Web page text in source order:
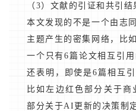
（3）文献的引证和共引结
本文发现的不是一个由志
主题产生的密集网络，比
一个只有6篇论文相互引
还表明，即使是6篇相互
比如左边红色部分关于
部分关于AI更新的决策制